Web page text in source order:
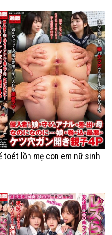
toét lồn mẹ con em nữ sinh